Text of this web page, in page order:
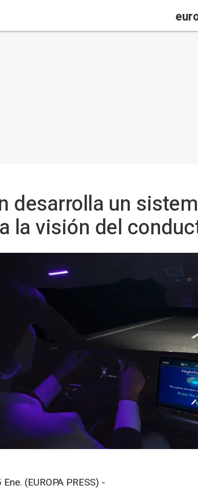
desarrolla un
la visión del
(EUROPA PRESS) -